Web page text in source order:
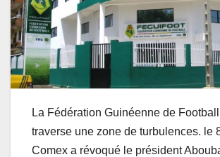
La Fédération Guinéenne de
traverse une zone de turbulences. le
Comex a révoqué le président